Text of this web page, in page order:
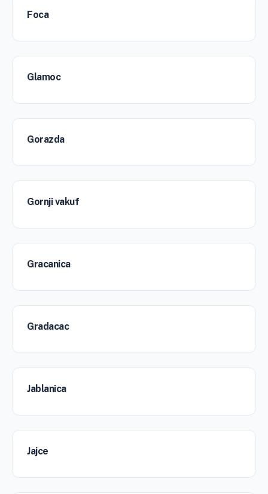
Foca
Glamoc
Gorazda
Gornji vakuf
Gracanica
Gradacac
Jablanica
Jajce